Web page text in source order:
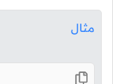
مثال